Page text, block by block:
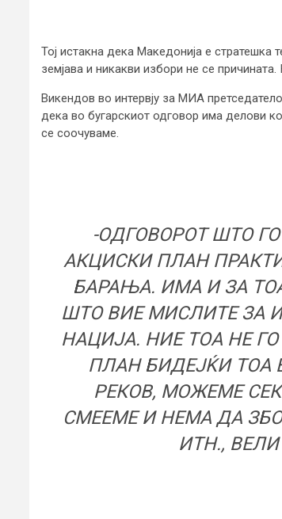
Тој истакна дека Македонија е стратешка
земјава и никакви избори не се
Викендов во интервју за МИА
дека во бугарскиот одговор има делови
се соочуваме.
-ОДГОВОРОТ ШТО
АКЦИСКИ ПЛАН
БАРАЊА. ИМА И ЗА
ШТО ВИЕ МИСЛИТЕ ЗА
НАЦИЈА. НИЕ ТОА НЕ
ПЛАН БИДЕЈЌИ ТОА
РЕКОВ, МОЖЕМЕ
СМЕЕМЕ И НЕМА ДА
ИТН.,